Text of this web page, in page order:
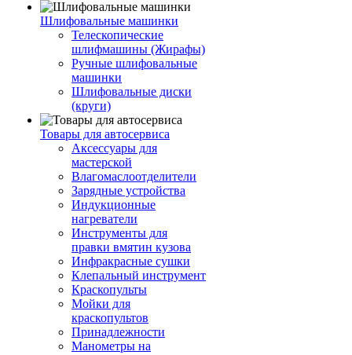
Шлифовальные машинки
Телескопические
шлифмашины (Жирафы)
Ручные шлифовальные
машинки
Шлифовальные диски
(круги)
Товары для автосервиса
Аксессуары для
мастерской
Влагомаслоотделители
Зарядные устройства
Индукционные
нагреватели
Инструменты для
правки вмятин кузова
Инфракрасные сушки
Клепальный инструмент
Краскопульты
Мойки для
краскопультов
Принадлежности
Манометры на